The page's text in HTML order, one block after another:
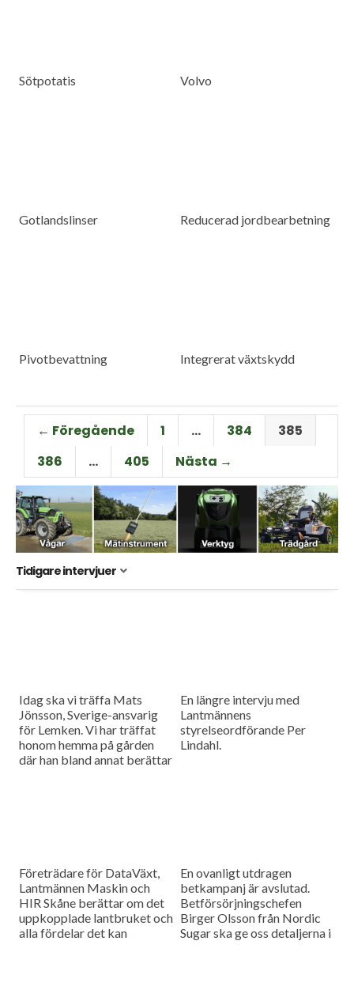
Sötpotatis Volvo
Gotlandslinser Reducerad jordbearbetning
Pivotbevattning Integrerat växtskydd
← Föregående 1 … 384
385
386
… 405 Nästa →
Tidigare intervjuer
Idag ska vi träffa Mats
Jönsson, Sverige-ansvarig
för Lemken. Vi har träffat
honom hemma på gården
där han bland annat berättar
En längre intervju med
Lantmännens
styrelseordförande Per
Lindahl.
Företrädare för DataVäxt,
Lantmännen Maskin och
HIR Skåne berättar om det
uppkopplade lantbruket och
alla fördelar det kan
En ovanligt utdragen
betkampanj är avslutad.
Betförsörjningschefen
Birger Olsson från Nordic
Sugar ska ge oss detaljerna i